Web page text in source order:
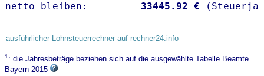
netto bleiben: 33445.92 €
ausführlicher Lohnsteuerrechner auf rechner24.info
1: die Jahresbeträge beziehen sich auf die ausgewählte Tabelle Beamte
Bayern 2015